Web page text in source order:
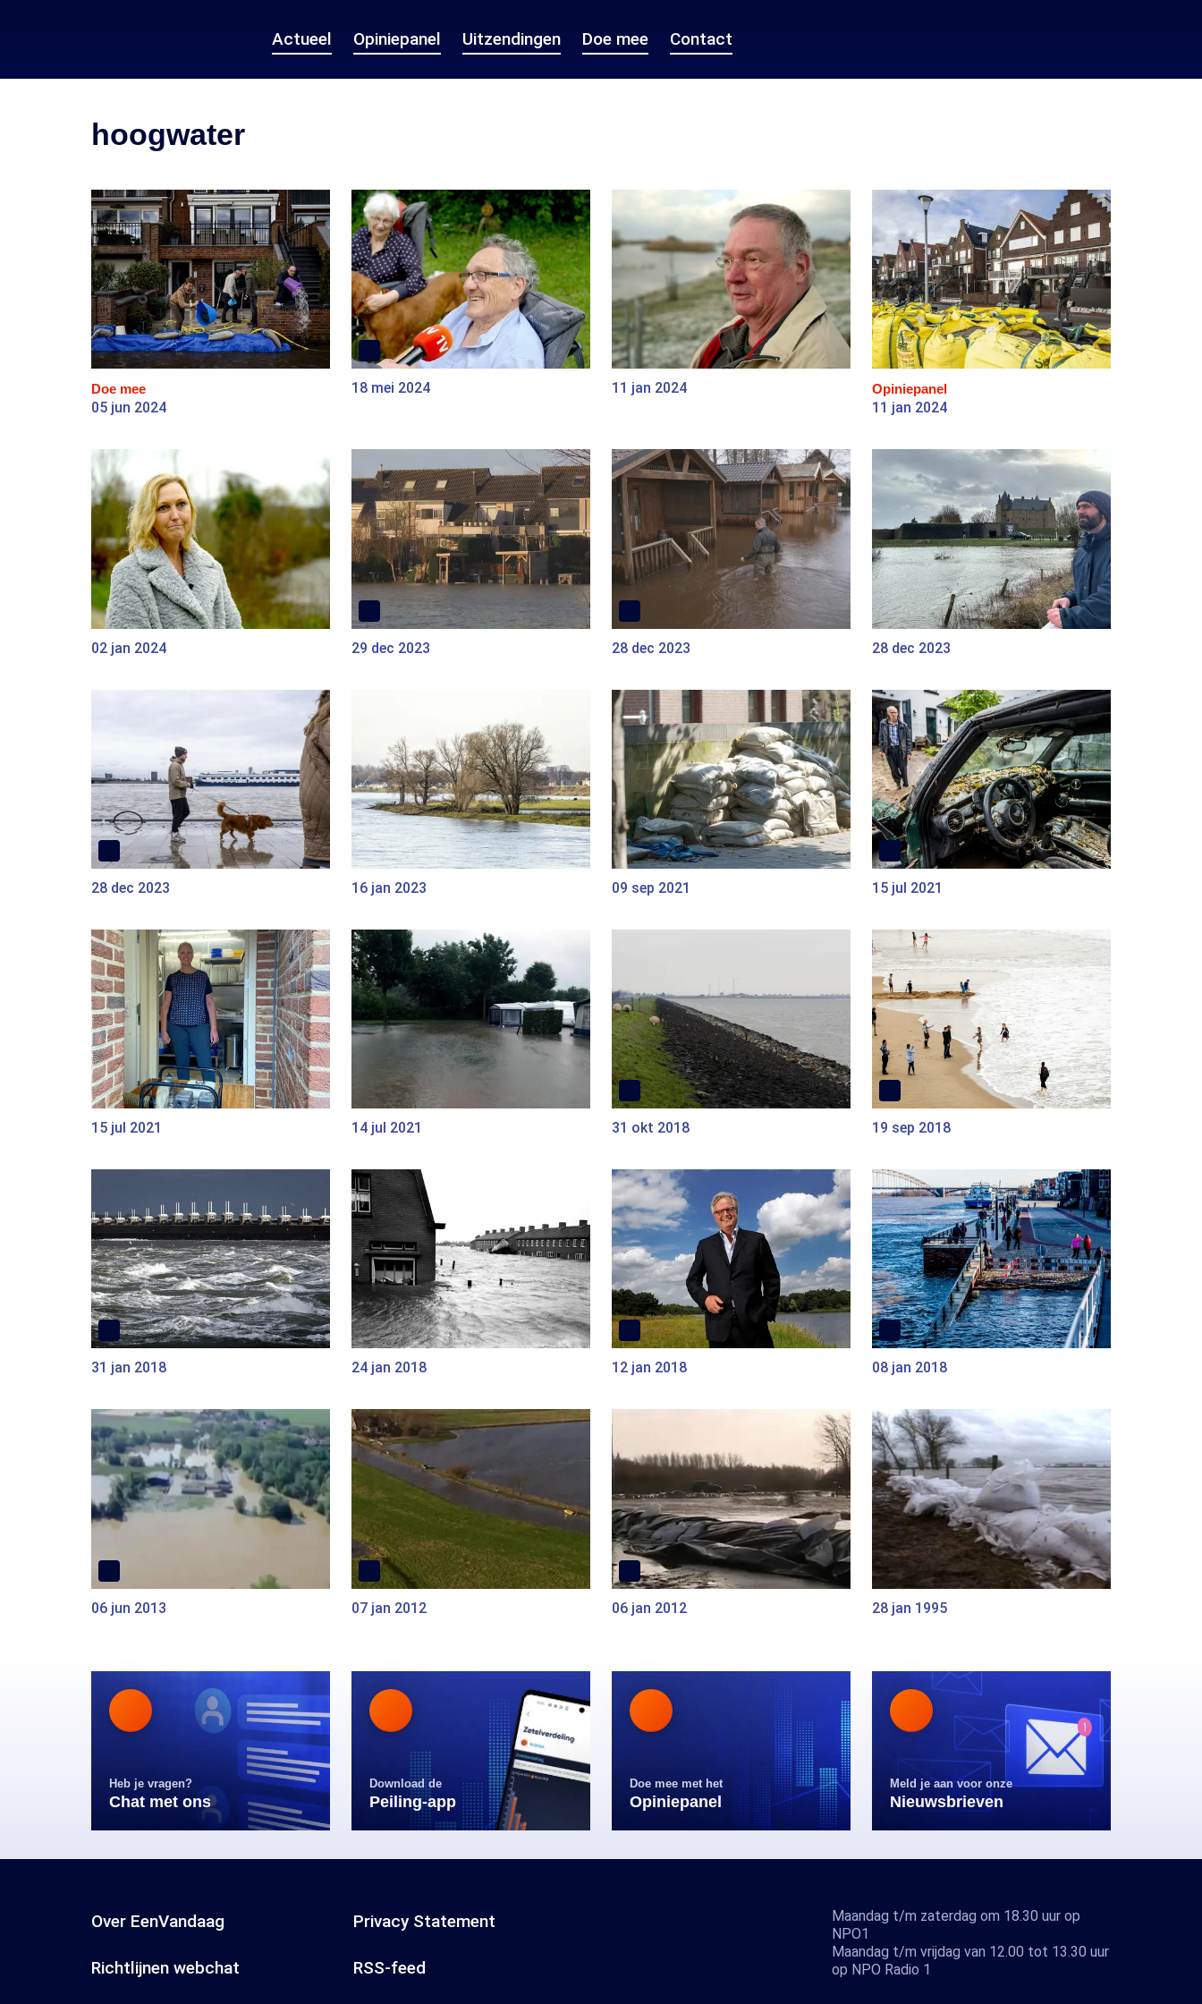
Actueel Opiniepanel Uitzendingen Doe mee Contact
hoogwater
Doe mee
05 jun 2024
18 mei 2024 11 jan 2024 Opiniepanel
11 jan 2024
02 jan 2024 29 dec 2023 28 dec 2023 28 dec 2023
28 dec 2023 16 jan 2023 09 sep 2021 15 jul 2021
15 jul 2021 14 jul 2021 31 okt 2018 19 sep 2018
31 jan 2018 24 jan 2018 12 jan 2018 08 jan 2018
06 jun 2013 07 jan 2012 06 jan 2012 28 jan 1995
Heb je vragen?
Chat met ons
Download de
Peiling-app
Doe mee met het
Opiniepanel
Meld je aan voor onze
Nieuwsbrieven
Over EenVandaag Privacy Statement
Richtlijnen webchat RSS-feed
Maandag t/m zaterdag om 18.30 uur op
NPO1
Maandag t/m vrijdag van 12.00 tot 13.30 uur
op NPO Radio 1